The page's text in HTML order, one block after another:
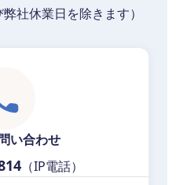
社休業日を除きます）
い合わせ
（IP電話）